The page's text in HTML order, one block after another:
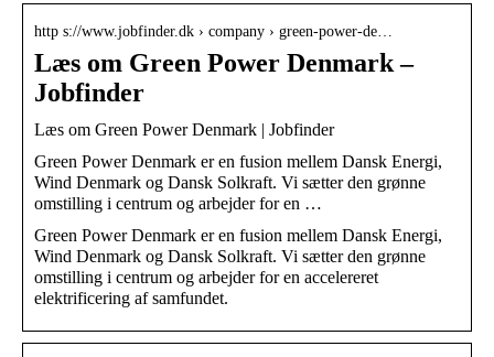
http s://www.jobfinder.dk › company › green-power-de…
Læs om Green Power Denmark –
Jobfinder
Læs om Green Power Denmark | Jobfinder
Green Power Denmark er en fusion mellem Dansk Energi,
Wind Denmark og Dansk Solkraft. Vi sætter den grønne
omstilling i centrum og arbejder for en …
Green Power Denmark er en fusion mellem Dansk Energi,
Wind Denmark og Dansk Solkraft. Vi sætter den grønne
omstilling i centrum og arbejder for en accelereret
elektrificering af samfundet.